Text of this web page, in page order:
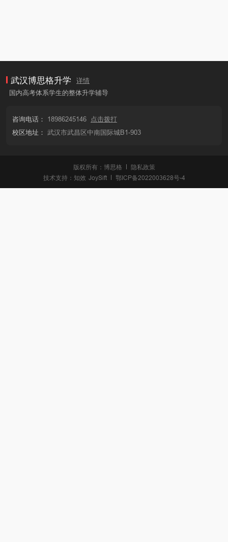
武汉博思格升学
详情
国内高考体系学生的整体升学辅导
咨询电话： 18986245146
点击拨打
校区地址： 武汉市武昌区中南国际城B1-903
版权所有：博思格
隐私政策
技术支持： 知效 JoySift 鄂ICP备2022003628号-4